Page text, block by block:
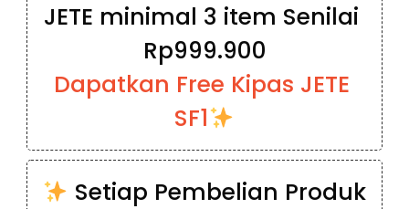
JETE minimal 3 item Senilai
Rp999.900
Dapatkan Free Kipas JETE
SF1
Setiap Pembelian Produk